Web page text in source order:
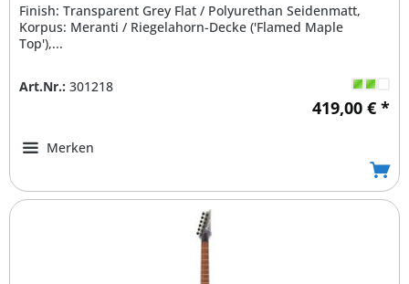
Finish: Transparent Grey Flat / Polyurethan Seidenmatt,
Korpus: Meranti / Riegelahorn-Decke ('Flamed Maple
Top'),...
Art.Nr.: 301218
419,00 € *
Merken